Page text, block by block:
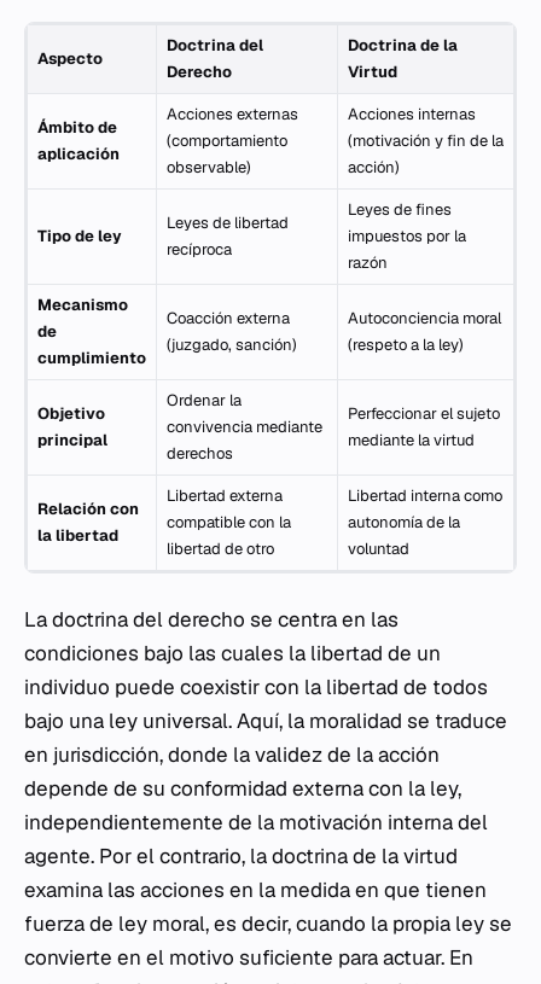
Aspecto
Doctrina del
Derecho
Doctrina de la
Virtud
Ámbito de
aplicación
Acciones externas
(comportamiento
observable)
Acciones internas
(motivación y fin de la
acción)
Tipo de ley
Leyes de libertad
recíproca
Leyes de fines
impuestos por la
razón
Mecanismo
de
cumplimiento
Coacción externa
(juzgado, sanción)
Autoconciencia moral
(respeto a la ley)
Objetivo
principal
Ordenar la
convivencia mediante
derechos
Perfeccionar el sujeto
mediante la virtud
Relación con
la libertad
Libertad externa
compatible con la
libertad de otro
Libertad interna como
autonomía de la
voluntad
La doctrina del derecho se centra en las
condiciones bajo las cuales la libertad de un
individuo puede coexistir con la libertad de todos
bajo una ley universal. Aquí, la moralidad se traduce
en jurisdicción, donde la validez de la acción
depende de su conformidad externa con la ley,
independientemente de la motivación interna del
agente. Por el contrario, la doctrina de la virtud
examina las acciones en la medida en que tienen
fuerza de ley moral, es decir, cuando la propia ley se
convierte en el motivo suficiente para actuar. En